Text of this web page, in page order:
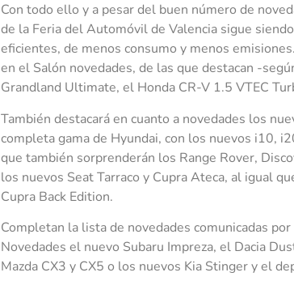
Con todo ello y a pesar del buen número de
de la Feria del Automóvil de Valencia sigue
eficientes, de menos consumo y menos
en el Salón novedades, de las que destacan -
Grandland Ultimate, el Honda CR-V 1.5 VTEC
También destacará en cuanto a novedades los
completa gama de Hyundai, con los nuevos i10,
que también sorprenderán los Range Rover,
los nuevos Seat Tarraco y Cupra Ateca, al igual
Cupra Back Edition.
Completan la lista de novedades comunicadas
Novedades el nuevo Subaru Impreza, el Dacia
Mazda CX3 y CX5 o los nuevos Kia Stinger y el